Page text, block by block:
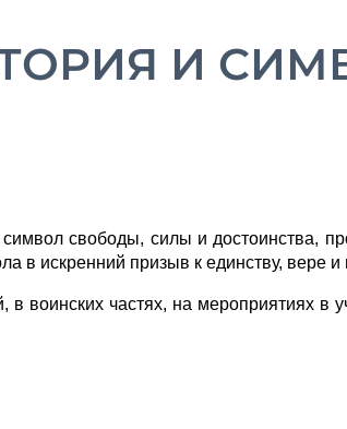
И
свободы, силы и достоинства,
в искренний призыв к единству, вере и
воинских частях, на мероприятиях в